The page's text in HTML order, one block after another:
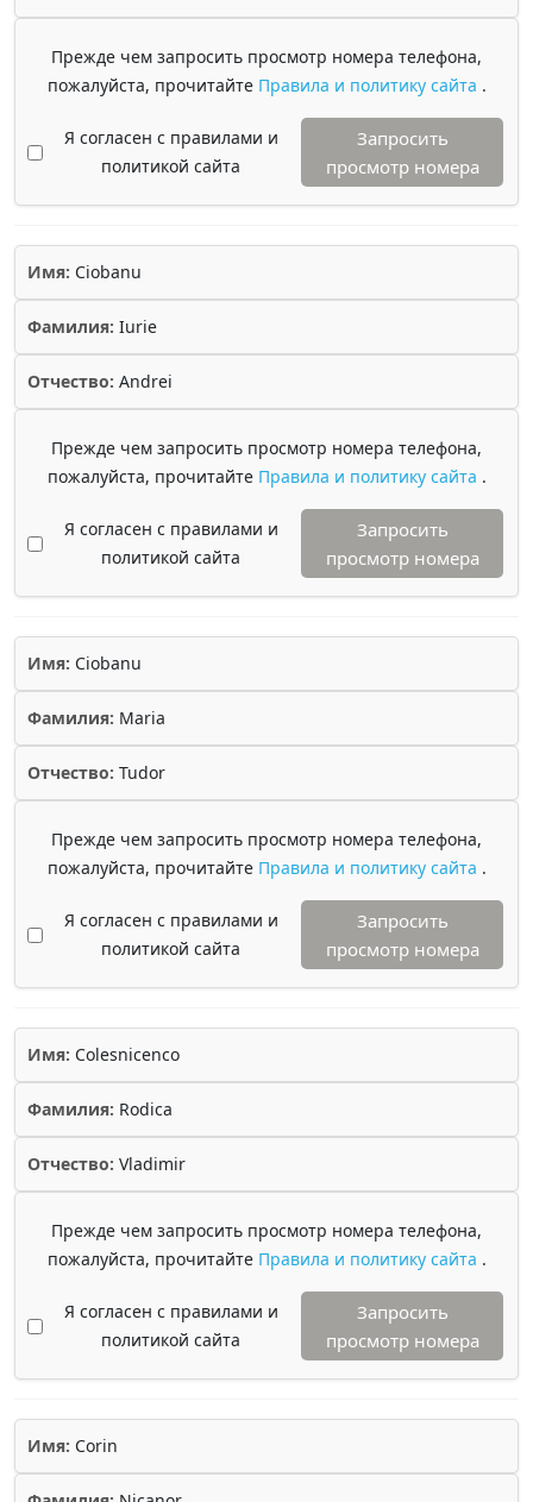
Прежде чем запросить просмотр номера телефона,
пожалуйста, прочитайте Правила и политику сайта .
Я согласен с правилами и
политикой сайта
Запросить
просмотр номера
Имя: Ciobanu
Фамилия: Iurie
Отчество: Andrei
Прежде чем запросить просмотр номера телефона,
пожалуйста, прочитайте Правила и политику сайта .
Я согласен с правилами и
политикой сайта
Запросить
просмотр номера
Имя: Ciobanu
Фамилия: Maria
Отчество: Tudor
Прежде чем запросить просмотр номера телефона,
пожалуйста, прочитайте Правила и политику сайта .
Я согласен с правилами и
политикой сайта
Запросить
просмотр номера
Имя: Colesnicenco
Фамилия: Rodica
Отчество: Vladimir
Прежде чем запросить просмотр номера телефона,
пожалуйста, прочитайте Правила и политику сайта .
Я согласен с правилами и
политикой сайта
Запросить
просмотр номера
Имя: Corin